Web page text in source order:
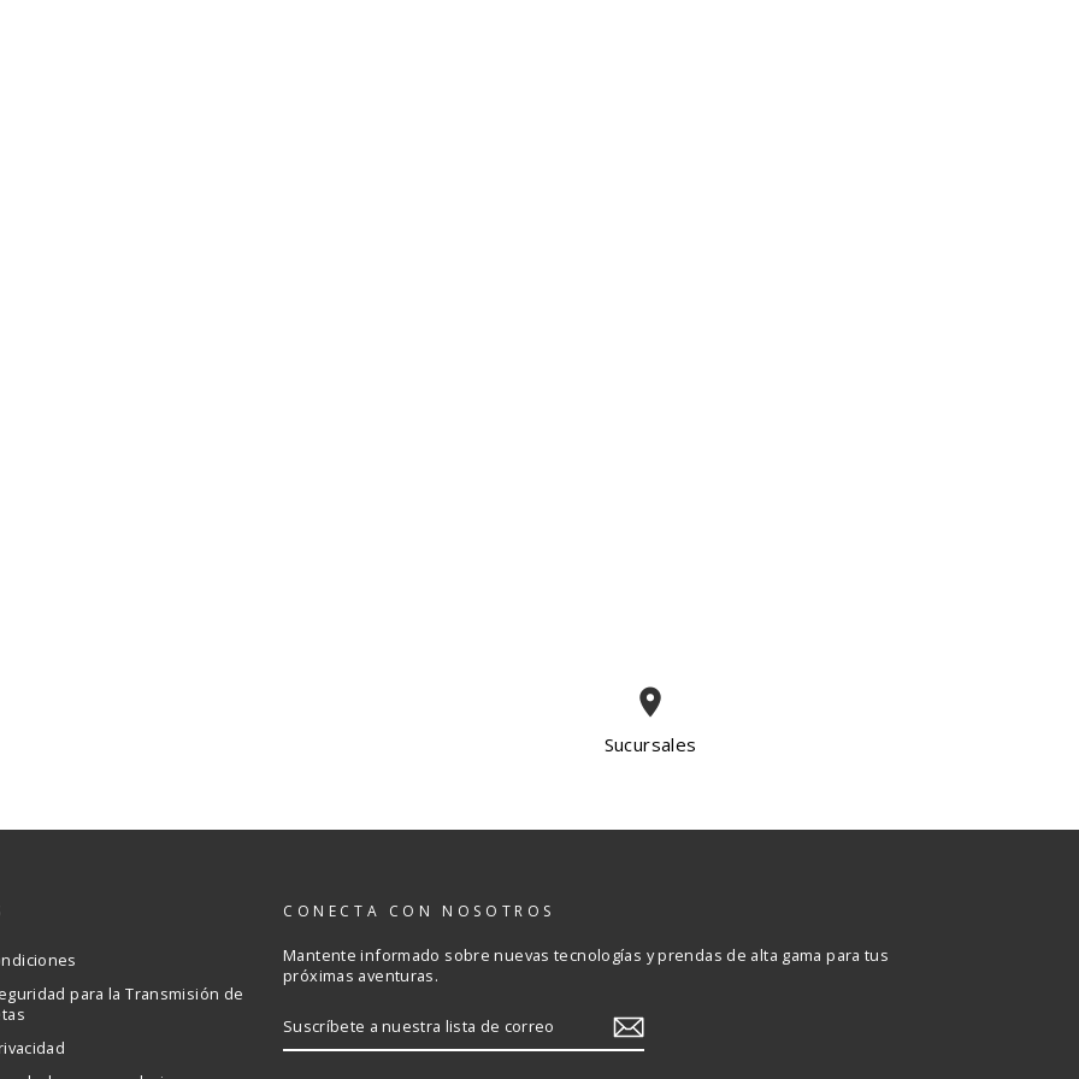
place
Sucursales
para la Transmisión de
CONECTA CON NOSOTROS
Mantente informado sobre nuevas tecnologías y prendas de alta gama para tus
próximas aventuras.
A
NUESTRA